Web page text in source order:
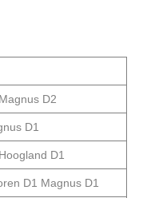
D2
D1
D1
D1 Magnus D1